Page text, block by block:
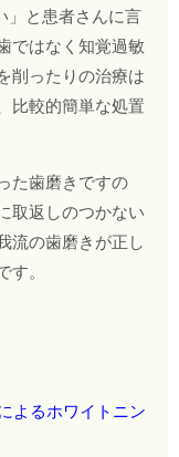
」と患者さんに言
ではなく知覚過敏
削ったりの治療は
比較的簡単な処置
た歯磨きですの
取返しのつかない
流の歯磨きが正し
。
よるホワイトニン